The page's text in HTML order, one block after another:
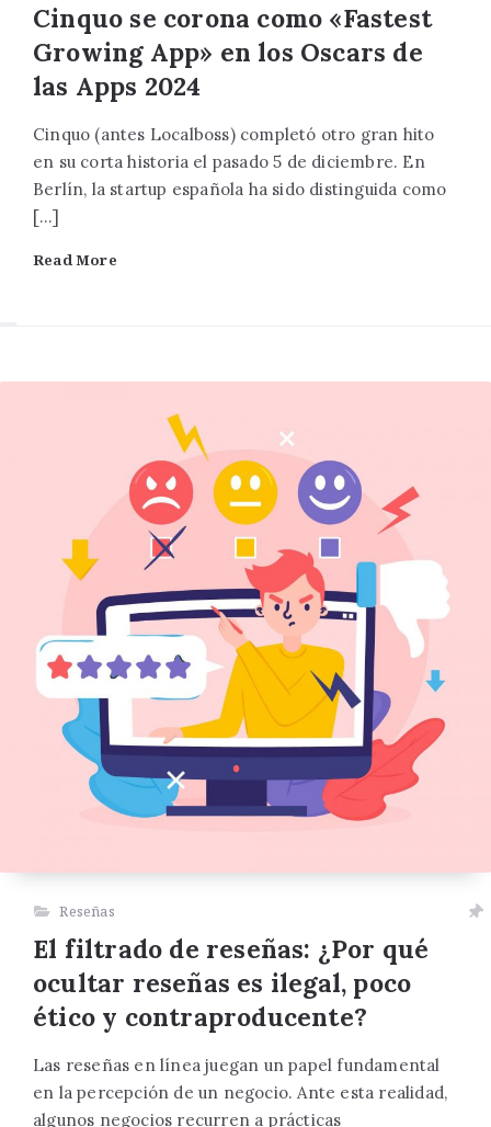
Cinquo se corona como «Fastest
Growing App» en los Oscars de
las Apps 2024
Cinquo (antes Localboss) completó otro gran hito
en su corta historia el pasado 5 de diciembre. En
Berlín, la startup española ha sido distinguida como
[…]
Read More
Reseñas
El filtrado de reseñas: ¿Por qué
ocultar reseñas es ilegal, poco
ético y contraproducente?
Las reseñas en línea juegan un papel fundamental
en la percepción de un negocio. Ante esta realidad,
algunos negocios recurren a prácticas